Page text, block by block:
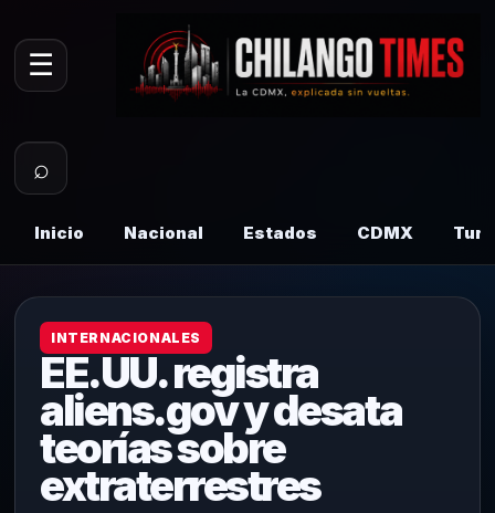
☰
⌕
Inicio Nacional Estados CDMX
INTERNACIONALES
EE.UU. registra
aliens.gov y desata
teorías sobre
extraterrestres